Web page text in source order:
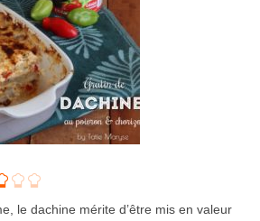
le dachine mérite d’être mis en valeur